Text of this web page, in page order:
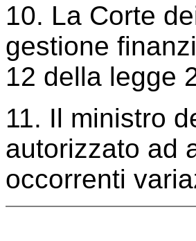
10. La Corte
gestione
12 della legge
11. Il ministro
autorizzato ad
occorrenti